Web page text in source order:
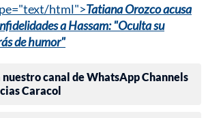
html">Tatiana Orozco acusa
a Hassam: "Oculta su
de humor"
nuestro canal de WhatsApp Channels
Caracol